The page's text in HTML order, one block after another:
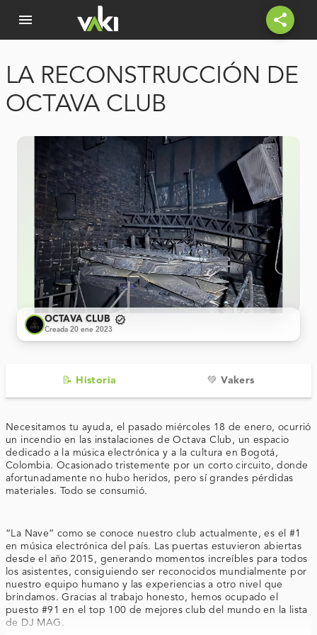
menu share
LA RECONSTRUCCIÓN DE
OCTAVA CLUB
OCTAVA CLUB verified
Creada 20 ene 2023
📝 Historia 💚 Vakers
Necesitamos tu ayuda, el pasado miércoles 18 de enero, ocurrió
un incendio en las instalaciones de Octava Club, un espacio
dedicado a la música electrónica y a la cultura en Bogotá,
Colombia. Ocasionado tristemente por un corto circuito, donde
afortunadamente no hubo heridos, pero sí grandes pérdidas
materiales. Todo se consumió.
“La Nave” como se conoce nuestro club actualmente, es el #1
en música electrónica del país. Las puertas estuvieron abiertas
desde el año 2015, generando momentos increíbles para todos
los asistentes, consiguiendo ser reconocidos mundialmente por
nuestro equipo humano y las experiencias a otro nivel que
brindamos. Gracias al trabajo honesto, hemos ocupado el
puesto #91 en el top 100 de mejores club del mundo en la lista
de DJ MAG.